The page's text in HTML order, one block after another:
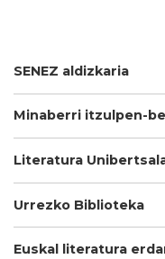
SENEZ aldizkaria
Minaberri itzulpen-
Literatura
Urrezko Biblioteka
Euskal literatura